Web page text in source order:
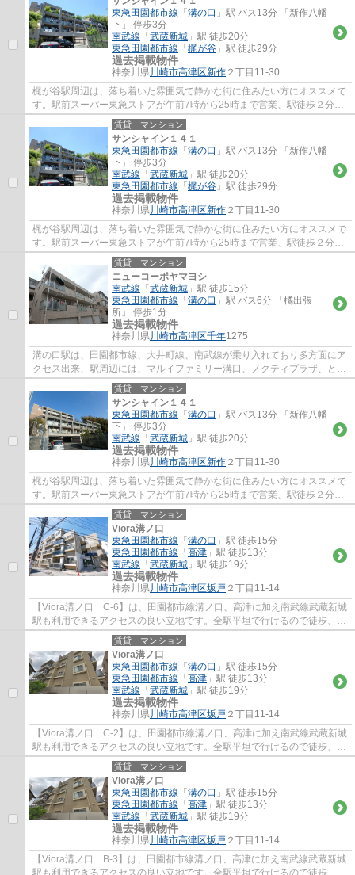
東急田園都市線 「 溝の口 」駅 バス13分 「新作八幡
下」 停歩3分
南武線 「 武蔵新城 」駅 徒歩20分
東急田園都市線 「 梶が谷 」駅 徒歩29分
過去掲載物件
神奈川県川崎市高津区新作 ２丁目11-30
梶が谷駅周辺は、落ち着いた雰囲気で静かな街に住みたい方にオススメで
す。駅前スーパー東急ストアが午前7時から25時まで営業、駅徒歩２分の
高津郵便局は、高津区の本局で不在時の荷物...
賃貸｜マンション
サンシャイン１４１
東急田園都市線 「 溝の口 」駅 バス13分 「新作八幡
下」 停歩3分
南武線 「 武蔵新城 」駅 徒歩20分
東急田園都市線 「 梶が谷 」駅 徒歩29分
過去掲載物件
神奈川県川崎市高津区新作 ２丁目11-30
梶が谷駅周辺は、落ち着いた雰囲気で静かな街に住みたい方にオススメで
す。駅前スーパー東急ストアが午前7時から25時まで営業、駅徒歩２分の
高津郵便局は、高津区の本局で不在時の荷物...
賃貸｜マンション
ニューコーポヤマヨシ
南武線 「 武蔵新城 」駅 徒歩15分
東急田園都市線 「 溝の口 」駅 バス6分 「橘出張
所」 停歩1分
過去掲載物件
神奈川県川崎市高津区千年1275
溝の口駅は、田園都市線、大井町線、南武線が乗り入れており多方面にア
クセス出来、駅周辺には、マルイファミリー溝口、ノクティプラザ、とい
ったデパートやレストラン街、イトーヨー...
賃貸｜マンション
サンシャイン１４１
東急田園都市線 「 溝の口 」駅 バス13分 「新作八幡
下」 停歩3分
南武線 「 武蔵新城 」駅 徒歩20分
過去掲載物件
神奈川県川崎市高津区新作 ２丁目11-30
梶が谷駅周辺は、落ち着いた雰囲気で静かな街に住みたい方にオススメで
す。駅前スーパー東急ストアが午前7時から25時まで営業、駅徒歩２分の
高津郵便局は、高津区の本局で不在時の荷物...
賃貸｜マンション
Viora溝ノ口
東急田園都市線 「 溝の口 」駅 徒歩15分
東急田園都市線 「 高津 」駅 徒歩13分
南武線 「 武蔵新城 」駅 徒歩19分
過去掲載物件
神奈川県川崎市高津区坂戸 ２丁目11-14
【Viora溝ノ口 C-6】は、田園都市線溝ノ口、高津に加え南武線武蔵新城
駅も利用できるアクセスの良い立地です。全駅平坦で行けるので徒歩、自
転車どちらでも対応可能。スーパーマルエ...
賃貸｜マンション
Viora溝ノ口
東急田園都市線 「 溝の口 」駅 徒歩15分
東急田園都市線 「 高津 」駅 徒歩13分
南武線 「 武蔵新城 」駅 徒歩19分
過去掲載物件
神奈川県川崎市高津区坂戸 ２丁目11-14
【Viora溝ノ口 C-2】は、田園都市線溝ノ口、高津に加え南武線武蔵新城
駅も利用できるアクセスの良い立地です。全駅平坦で行けるので徒歩、自
転車どちらでも対応可能。スーパーマルエ...
賃貸｜マンション
Viora溝ノ口
東急田園都市線 「 溝の口 」駅 徒歩15分
東急田園都市線 「 高津 」駅 徒歩13分
南武線 「 武蔵新城 」駅 徒歩19分
過去掲載物件
神奈川県川崎市高津区坂戸 ２丁目11-14
【Viora溝ノ口 B-3】は、田園都市線溝ノ口、高津に加え南武線武蔵新城
駅も利用できるアクセスの良い立地です。全駅平坦で行けるので徒歩、自